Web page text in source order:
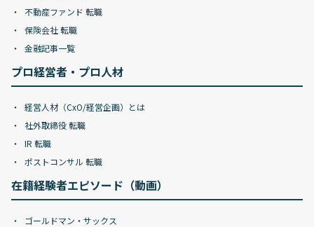
不動産ファンド 転職
保険会社 転職
金融記事一覧
プロ経営者・プロ人材
経営人材（CxO/経営企画）とは
社外取締役 転職
IR 転職
ポストコンサル 転職
在籍経験者エピソード（動画）
ゴールドマン・サックス